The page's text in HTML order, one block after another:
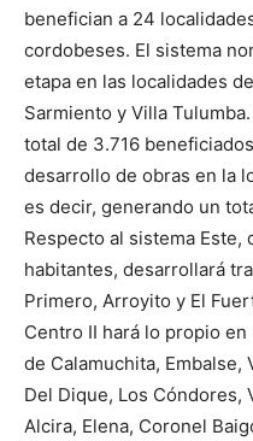
benefician a 24
cordobeses. El sistema
etapa en las localidades
Sarmiento y Villa
total de 3.716
desarrollo de obras en la
es decir, generando un
Respecto al sistema
habitantes, desarrollará
Primero, Arroyito y El
Centro II hará lo propio
de Calamuchita, Embalse,
Del Dique, Los Cóndores,
Alcira, Elena, Coronel